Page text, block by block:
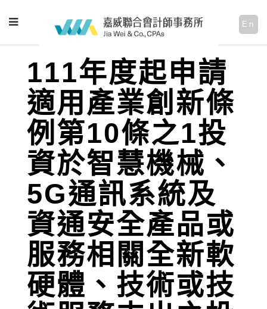
En
111年度起申請
適用產業創新條
例第10條之1投
資於智慧機械、
5G通訊系統及
資通安全產品或
服務相關全新軟
硬體、技術或技